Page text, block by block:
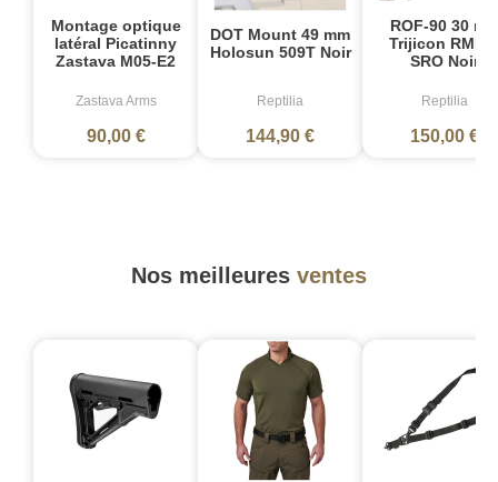
Montage optique
latéral Picatinny
Zastava M05-E2
Zastava Arms
90,00 €
DOT Mount 49 mm
Holosun 509T Noir
Reptilia
144,90 €
ROF-90 30
Trijicon RMR
SRO Noir
Reptilia
150,00 €
Nos meilleures ventes